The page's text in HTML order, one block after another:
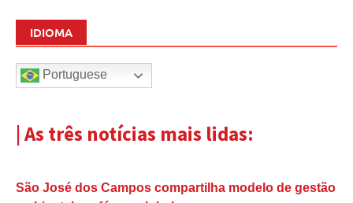
IDIOMA
Portuguese
| As três notícias mais lidas:
São José dos Campos compartilha modelo de gestão